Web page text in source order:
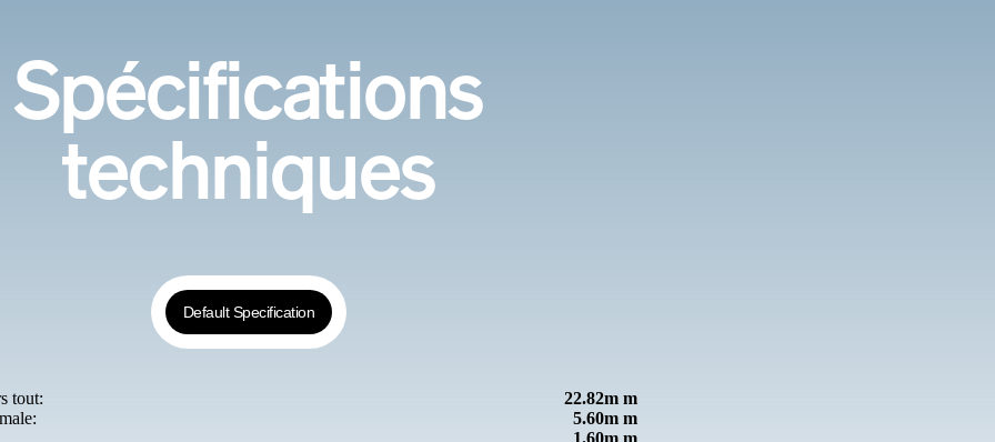
Spécifications
techniques
Default Specification
tout:
22.82m m
5.60m m
1.60m m